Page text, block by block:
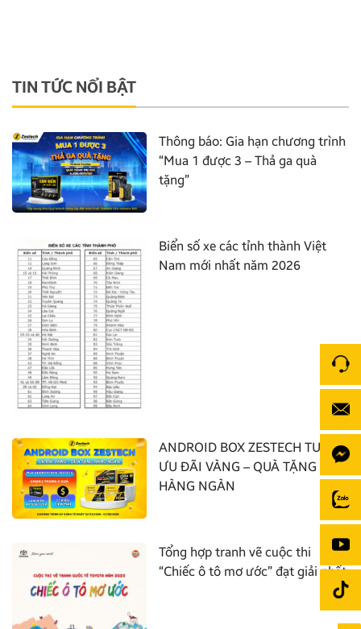
TIN TỨC NỔI BẬT
Thông báo: Gia hạn chương trình
“Mua 1 được 3 – Thả ga quà
tặng”
Biển số xe các tỉnh thành Việt
Nam mới nhất năm 2026
ANDROID BOX ZESTECH TUNG
ƯU ĐÃI VÀNG – QUÀ TẶNG
HÀNG NGÀN
Tổng hợp tranh vẽ cuộc thi
“Chiếc ô tô mơ ước” đạt giải nhất